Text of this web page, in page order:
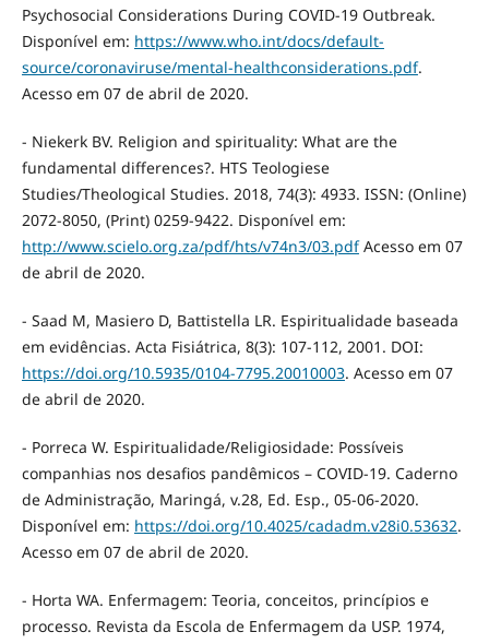
Psychosocial Considerations During COVID-19 Outbreak.
Disponível em: https://www.who.int/docs/default-
source/coronaviruse/mental-healthconsiderations.pdf.
Acesso em 07 de abril de 2020.
- Niekerk BV. Religion and spirituality: What are the
fundamental differences?. HTS Teologiese
Studies/Theological Studies. 2018, 74(3): 4933. ISSN: (Online)
2072-8050, (Print) 0259-9422. Disponível em:
http://www.scielo.org.za/pdf/hts/v74n3/03.pdfAcesso em 07
de abril de 2020.
- Saad M, Masiero D, Battistella LR. Espiritualidade baseada
em evidências. Acta Fisiátrica, 8(3): 107-112, 2001. DOI:
https://doi.org/10.5935/0104-7795.20010003. Acesso em 07
de abril de 2020.
- Porreca W. Espiritualidade/Religiosidade: Possíveis
companhias nos desafios pandêmicos – COVID-19. Caderno
de Administração, Maringá, v.28, Ed. Esp., 05-06-2020.
Disponível em: https://doi.org/10.4025/cadadm.v28i0.53632.
Acesso em 07 de abril de 2020.
- Horta WA. Enfermagem: Teoria, conceitos, princípios e
processo. Revista da Escola de Enfermagem da USP. 1974,